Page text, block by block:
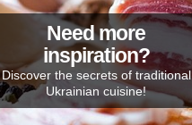
Need more
inspiration?
Discover the secrets of traditional
Ukrainian cuisine!